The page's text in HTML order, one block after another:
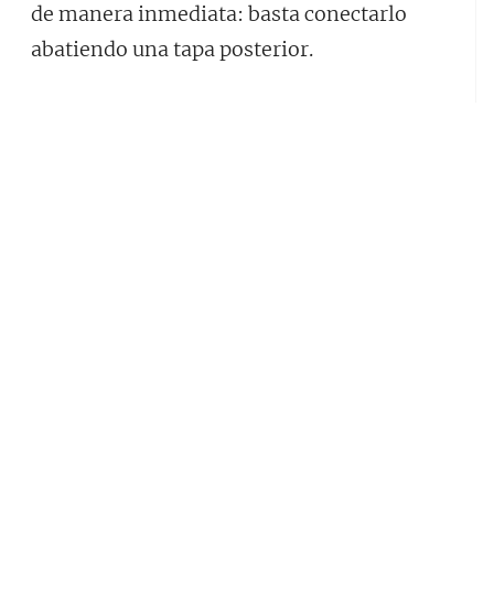
de manera inmediata: basta conectarlo
abatiendo una tapa posterior.